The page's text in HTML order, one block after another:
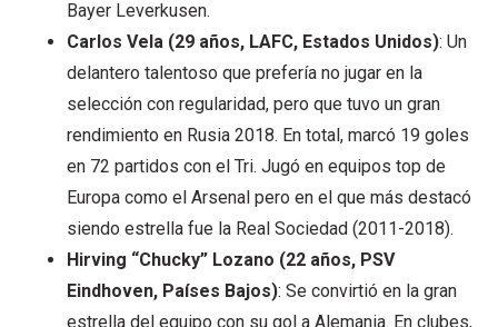
Bayer Leverkusen.
Carlos Vela (29 años, LAFC, Estados Unidos): Un
delantero talentoso que prefería no jugar en la
selección con regularidad, pero que tuvo un gran
rendimiento en Rusia 2018. En total, marcó 19 goles
en 72 partidos con el Tri. Jugó en equipos top de
Europa como el Arsenal pero en el que más destacó
siendo estrella fue la Real Sociedad (2011-2018).
Hirving “Chucky” Lozano (22 años, PSV
Eindhoven, Países Bajos): Se convirtió en la gran
estrella del equipo con su gol a Alemania. En clubes,